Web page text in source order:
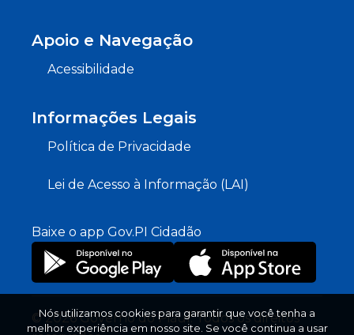
Apoio e Navegação
Acessibilidade
Informações Legais
Política de Privacidade
Lei de Acesso à Informação (LAI)
Baixe o app Gov.PI Cidadão
© 2026 Governo do Piauí. Todos os direitos
Nós utilizamos cookies para garantir que você tenha a
melhor experiência em nosso site. Se você continua a usar